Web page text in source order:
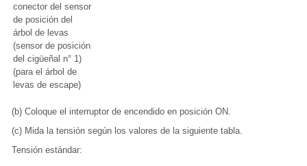
conector del sensor
de posición del
árbol de levas
(sensor de posición
del cigüeñal n° 1)
(para el árbol de
levas de escape)
(b) Coloque el interruptor de encendido en posición ON.
(c) Mida la tensión según los valores de la siguiente tabla.
Tensión estándar: